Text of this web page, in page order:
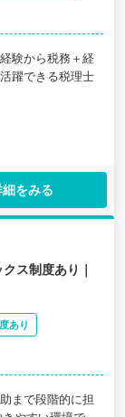
験から税務＋経
躍できる税理士
細をみる
ス制度あり｜
あり
まで段階的に担